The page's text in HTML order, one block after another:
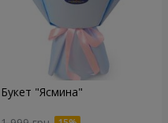
Букет "Ясмина"